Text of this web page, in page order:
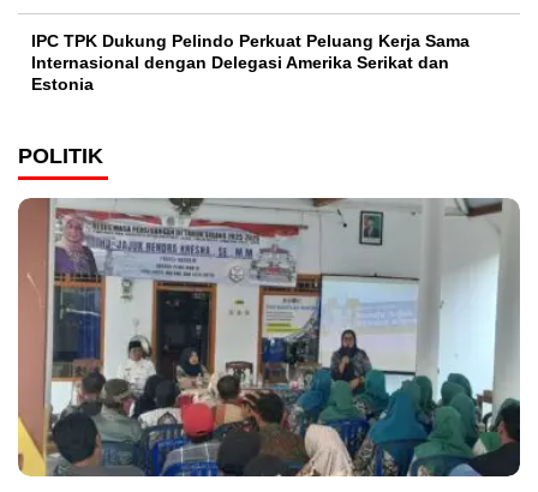
IPC TPK Dukung Pelindo Perkuat Peluang Kerja Sama
Internasional dengan Delegasi Amerika Serikat dan
Estonia
POLITIK